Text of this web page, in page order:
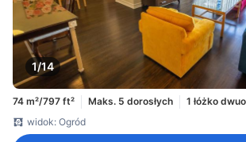
1/14
74 m²/797 ft² Maks. 5 dorosłych
1 łóżko
widok: Ogród